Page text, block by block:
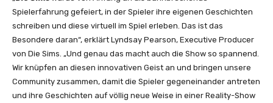
Spielerfahrung gefeiert, in der Spieler ihre eigenen Geschichten
schreiben und diese virtuell im Spiel erleben. Das ist das
Besondere daran“, erklärt Lyndsay Pearson, Executive Producer
von Die Sims. „Und genau das macht auch die Show so spannend.
Wir knüpfen an diesen innovativen Geist an und bringen unsere
Community zusammen, damit die Spieler gegeneinander antreten
und ihre Geschichten auf völlig neue Weise in einer Reality-Show